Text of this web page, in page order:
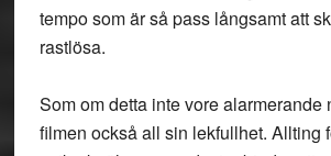
tempo som är så pass långsamt att
rastlösa.
Som om detta inte vore alarmerande
filmen också all sin lekfullhet. Allting